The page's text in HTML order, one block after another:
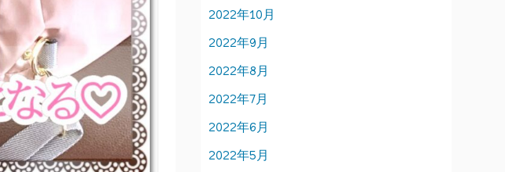
2022年10月
2022年9月
2022年8月
2022年7月
2022年6月
2022年5月